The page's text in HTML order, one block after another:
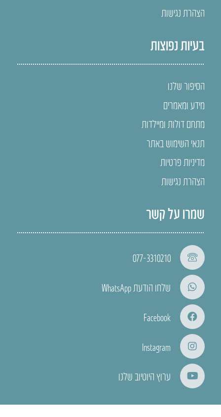
הצהרת נגישות
בעיות נפוצות
הסיפור שלנו
מידע ומאמרים
מתחם דולות ומיילדות
תנאי השימוש באתר
מדיניות פרטיות
הצהרת נגישות
שמרו על קשר
077-3310210
שלחו הודעת WhatsApp
Facebook
Instagram
ערוץ היוטיוב שלנו